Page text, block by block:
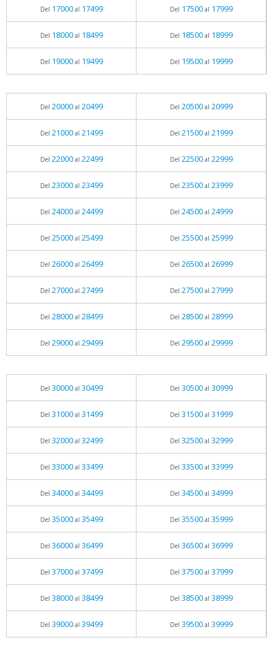
Del 17000al 17499 Del 17500al 17999
Del 18000al 18499 Del 18500al 18999
Del 19000al 19499 Del 19500al 19999
Del 20000al 20499 Del 20500al 20999
Del 21000al 21499 Del 21500al 21999
Del 22000al 22499 Del 22500al 22999
Del 23000al 23499 Del 23500al 23999
Del 24000al 24499 Del 24500al 24999
Del 25000al 25499 Del 25500al 25999
Del 26000al 26499 Del 26500al 26999
Del 27000al 27499 Del 27500al 27999
Del 28000al 28499 Del 28500al 28999
Del 29000al 29499 Del 29500al 29999
Del 30000al 30499 Del 30500al 30999
Del 31000al 31499 Del 31500al 31999
Del 32000al 32499 Del 32500al 32999
Del 33000al 33499 Del 33500al 33999
Del 34000al 34499 Del 34500al 34999
Del 35000al 35499 Del 35500al 35999
Del 36000al 36499 Del 36500al 36999
Del 37000al 37499 Del 37500al 37999
Del 38000al 38499 Del 38500al 38999
Del 39000al 39499 Del 39500al 39999